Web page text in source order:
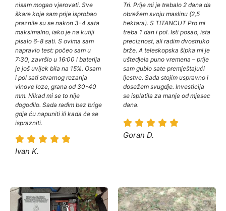
nisam mogao vjerovati. Sve
škare koje sam prije isprobao
praznile su se nakon 3-4 sata
maksimalno, iako je na kutiji
pisalo 6-8 sati. S ovima sam
napravio test: počeo sam u
7:30, završio u 16:00 i baterija
je još uvijek bila na 15%. Osam
i pol sati stvarnog rezanja
vinove loze, grana od 30-40
mm. Nikad mi se to nije
dogodilo. Sada radim bez brige
gdje ću napuniti ili kada će se
isprazniti.
Ivan K.
Tri. Prije mi je trebalo 2 dana da
obrežem svoju maslinu (2,5
hektara). S TITANCUT Pro mi
treba 1 dan i pol. Isti posao, ista
preciznost, ali radim dvostruko
brže. A teleskopska šipka mi je
uštedjela puno vremena – prije
sam gubio sate premještajući
ljestve. Sada stojim uspravno i
dosežem svugdje. Investicija
se isplatila za manje od mjesec
dana.
Goran D.